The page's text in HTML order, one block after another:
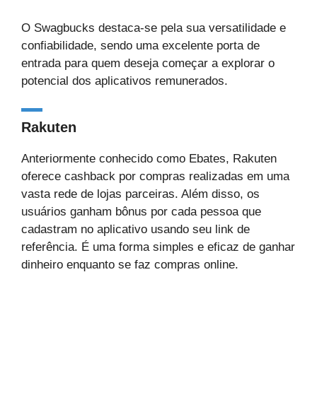
O Swagbucks destaca-se pela sua versatilidade e
confiabilidade, sendo uma excelente porta de
entrada para quem deseja começar a explorar o
potencial dos aplicativos remunerados.
Rakuten
Anteriormente conhecido como Ebates, Rakuten
oferece cashback por compras realizadas em uma
vasta rede de lojas parceiras. Além disso, os
usuários ganham bônus por cada pessoa que
cadastram no aplicativo usando seu link de
referência. É uma forma simples e eficaz de ganhar
dinheiro enquanto se faz compras online.